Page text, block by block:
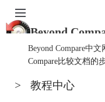
Beyond
服务中心
Beyond Compare中文
Compare比较文档的
> 教程中心